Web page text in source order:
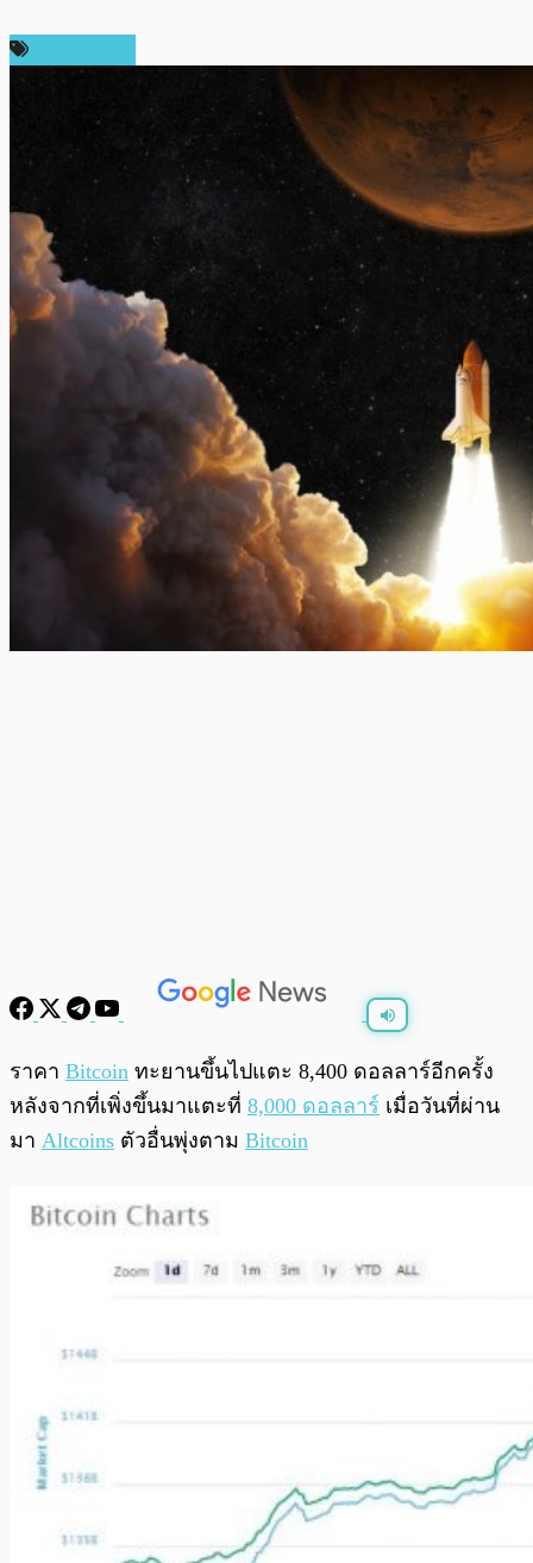
0:00/ 0:00
ราคา Bitcoin ทะยานขึ้นไปแตะ 8,400 ดอลลาร์อีกครั้ง
หลังจากที่เพิ่งขึ้นมาแตะที่ 8,000 ดอลลาร์ เมื่อวันที่ผ่าน
มา Altcoins ตัวอื่นพุ่งตาม Bitcoin